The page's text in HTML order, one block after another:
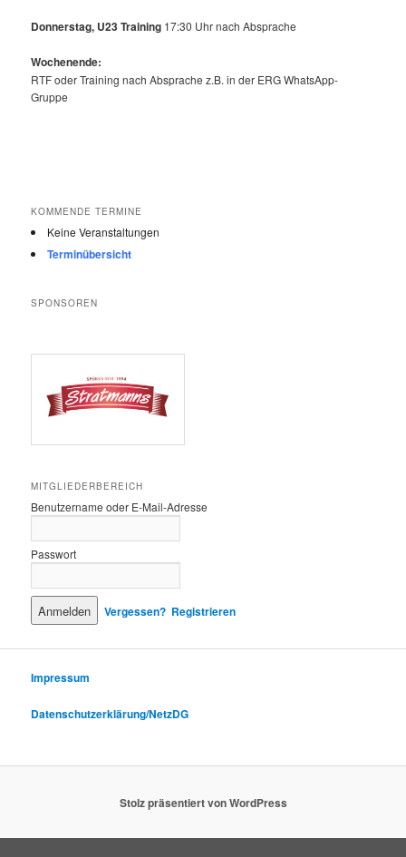
Donnerstag, U23 Training 17:30 Uhr nach Absprache
Wochenende:
RTF oder Training nach Absprache z.B. in der ERG WhatsApp-
Gruppe
KOMMENDE TERMINE
Keine Veranstaltungen
Terminübersicht
SPONSOREN
MITGLIEDERBEREICH
Benutzername oder E-Mail-Adresse
Passwort
Vergessen? Registrieren
Impressum
Datenschutzerklärung/NetzDG
Stolz präsentiert von WordPress